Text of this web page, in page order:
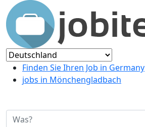
Finden Sie Ihren Job in Germany
jobs in Mönchengladbach